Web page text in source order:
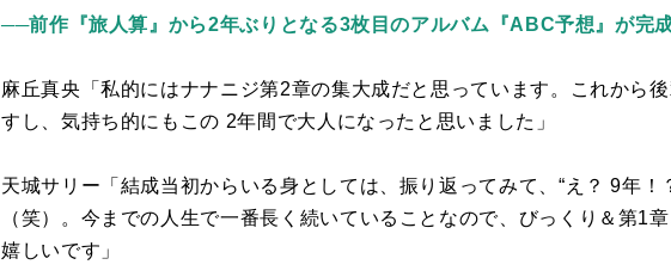
──前作『旅人算』から2年ぶりとなる3枚目のアルバム『ABC予想』が完成
麻丘真央「私的にはナナニジ第2章の集大成だと思っています。これから
すし、気持ち的にもこの 2年間で大人になったと思いました」
天城サリー「結成当初からいる身としては、振り返ってみて、“え？9年！
（笑）。今までの人生で一番長く続いていることなので、びっくり＆第1
嬉しいです」